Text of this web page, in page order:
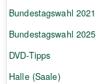
Bundestagswahl 2021
Bundestagswahl 2025
DVD-Tipps
Halle (Saale)